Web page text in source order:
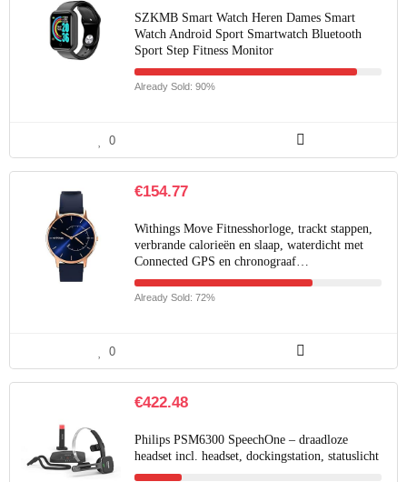
SZKMB Smart Watch Heren Dames Smart
Watch Android Sport Smartwatch Bluetooth
Sport Step Fitness Monitor
Already Sold: 90%
0
€154.77
Withings Move Fitnesshorloge, trackt stappen,
verbrande calorieën en slaap, waterdicht met
Connected GPS en chronograaf…
Already Sold: 72%
0
€422.48
Philips PSM6300 SpeechOne – draadloze
headset incl. headset, dockingstation, statuslicht